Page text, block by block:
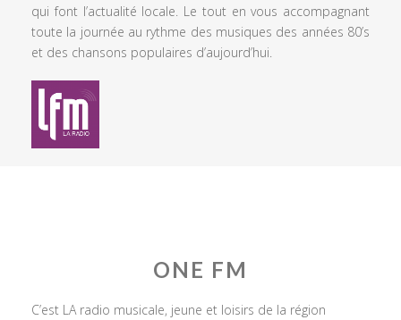
qui font l’actualité locale. Le tout en vous accompagnant
toute la journée au rythme des musiques des années 80’s
et des chansons populaires d’aujourd’hui.
ONE FM
C’est LA radio musicale, jeune et loisirs de la région